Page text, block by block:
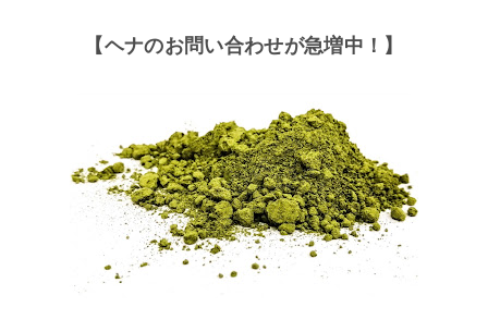
【ヘナのお問い合わせが急増中！】